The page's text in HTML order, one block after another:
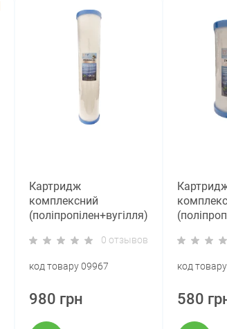
Картридж
комплексний
(поліпропілен+вугілля)
20BB-2C
0 отзывов
код товару 09967
980 грн
10BB-2C
код
580